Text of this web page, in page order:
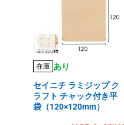
在庫 あり
セイニチ ラミジップ ク
ラフト チャック付き平
袋（120×120mm）